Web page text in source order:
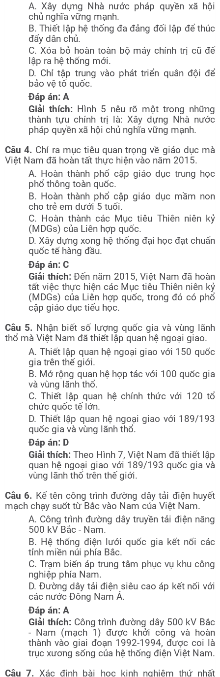
A. Xây dựng Nhà nước pháp quyền xã hội
chủ nghĩa vững mạnh.
B. Thiết lập hệ thống đa đảng đối lập để thúc
đẩy dân chủ.
C. Xóa bỏ hoàn toàn bộ máy chính trị cũ để
lập ra hệ thống mới.
D. Chỉ tập trung vào phát triển quân đội để
bảo vệ tổ quốc.
Đáp án: A
Giải thích: Hình 5 nêu rõ một trong những
thành tựu chính trị là: Xây dựng Nhà nước
pháp quyền xã hội chủ nghĩa vững mạnh.
Câu 4. Chỉ ra mục tiêu quan trọng về giáo dục mà
Việt Nam đã hoàn tất thực hiện vào năm 2015.
A. Hoàn thành phổ cập giáo dục trung học
phổ thông toàn quốc.
B. Hoàn thành phổ cập giáo dục mầm non
cho trẻ em dưới 5 tuổi.
C. Hoàn thành các Mục tiêu Thiên niên kỷ
(MDGs) của Liên hợp quốc.
D. Xây dựng xong hệ thống đại học đạt chuẩn
quốc tế hàng đầu.
Đáp án: C
Giải thích:Đến năm 2015, Việt Nam đã hoàn
tất việc thực hiện các Mục tiêu Thiên niên kỷ
(MDGs) của Liên hợp quốc, trong đó có phổ
cập giáo dục tiểu học.
Câu 5. Nhận biết số lượng quốc gia và vùng lãnh
thổ mà Việt Nam đã thiết lập quan hệ ngoại giao.
A. Thiết lập quan hệ ngoại giao với 150 quốc
gia trên thế giới.
B. Mở rộng quan hệ hợp tác với 100 quốc gia
và vùng lãnh thổ.
C. Thiết lập quan hệ chính thức với 120 tổ
chức quốc tế lớn.
D. Thiết lập quan hệ ngoại giao với 189/193
quốc gia và vùng lãnh thổ.
Đáp án: D
Giải thích: Theo Hình 7, Việt Nam đã thiết lập
quan hệ ngoại giao với 189/193 quốc gia và
vùng lãnh thổ trên thế giới.
Câu 6. Kể tên công trình đường dây tải điện huyết
mạch chạy suốt từ Bắc vào Nam của Việt Nam.
A. Công trình đường dây truyền tải điện năng
500 kV Bắc - Nam.
B. Hệ thống điện lưới quốc gia kết nối các
tỉnh miền núi phía Bắc.
C. Trạm biến áp trung tâm phục vụ khu công
nghiệp phía Nam.
D. Đường dây tải điện siêu cao áp kết nối với
các nước Đông Nam Á.
Đáp án: A
Giải thích: Công trình đường dây 500 kV Bắc
- Nam (mạch 1) được khởi công và hoàn
thành vào giai đoạn 1992-1994, được coi là
trục xương sống của hệ thống điện Việt Nam.
Câu 7.Xác định bài học kinh nghiệm thứ nhất